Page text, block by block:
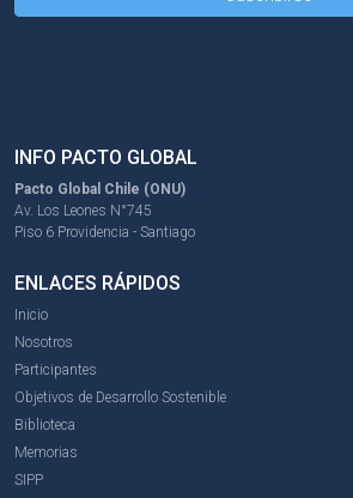
INFO PACTO GLOBAL
Pacto Global Chile (ONU)
Av. Los Leones N°745
Piso 6 Providencia - Santiago
ENLACES RÁPIDOS
Inicio
Nosotros
Participantes
Objetivos de Desarrollo Sostenible
Biblioteca
Memorias
SIPP